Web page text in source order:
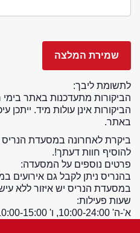
לתשומת ליבך:
הביקורות מתעדכנות באתר בימי חול בין
הביקורות אינן עולות מיד.
באתר.
ביקרת לאחרונה במסעדת הנריס
להוסיף חוות דעתך!.
פרטים נוספים על המסעדה:
בהנריס ניתן לקבל גם אירועים
במסעדת הנריס יש איזור ללא
שעות פעילות:
א'-ה' 10:00-24:00, ו' 10:00-15:00, מוצ''ש עד 01:00